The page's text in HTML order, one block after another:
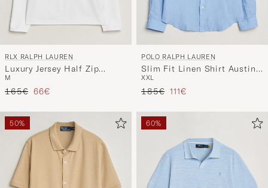
RLX RALPH LAUREN
Luxury Jersey Half Zip
Ceramic White
M
Regulärer Preis
165€ Reduzierter Preis
66€
POLO RALPH LAUREN
Slim Fit Linen Shirt Austin
Blue
XXL
Regulärer Preis
185€ Reduzierter Preis
111€
50% 60%